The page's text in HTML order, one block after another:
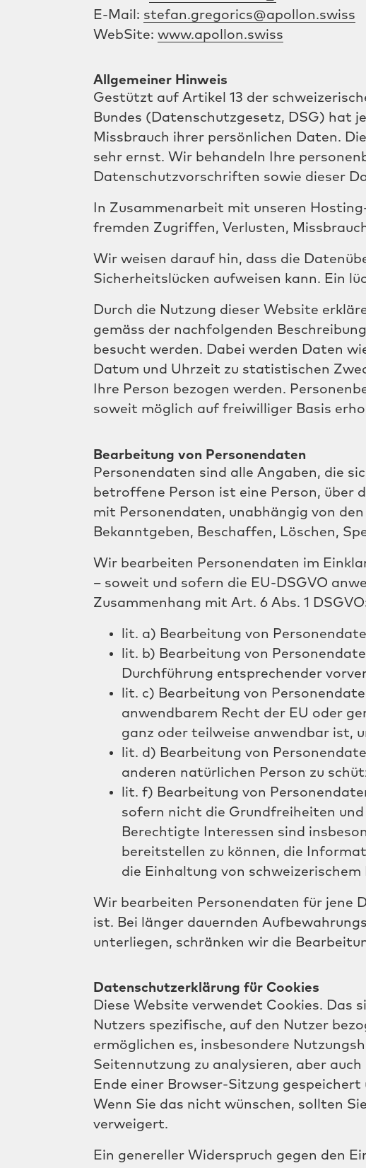
Billing & Ticketing
Über uns
Kontakt
E-Mail: stefan.gregorics@apollon.swiss
WebSite: www.apollon.swiss
Allgemeiner Hinweis
Gestützt auf Artikel 13 der
Bundes (Datenschutzgesetz, DSG) hat
Missbrauch ihrer persönlichen Daten.
sehr ernst. Wir behandeln Ihre
Datenschutzvorschriften sowie dieser
In Zusammenarbeit mit unseren
fremden Zugriffen, Verlusten,
Wir weisen darauf hin, dass die
Sicherheitslücken aufweisen kann. Ein
Durch die Nutzung dieser Website
gemäss der nachfolgenden
besucht werden. Dabei werden Daten
Datum und Uhrzeit zu statistischen
Ihre Person bezogen werden.
soweit möglich auf freiwilliger Basis
Bearbeitung von Personendaten
Personendaten sind alle Angaben, die
betroffene Person ist eine Person, über
mit Personendaten, unabhängig von
Bekanntgeben, Beschaffen, Löschen,
Wir bearbeiten Personendaten im
– soweit und sofern die EU-DSGVO
Zusammenhang mit Art. 6 Abs. 1
lit. a) Bearbeitung von
lit. b) Bearbeitung von
Durchführung entsprechender
lit. c) Bearbeitung von
anwendbarem Recht der EU oder
ganz oder teilweise anwendbar ist,
lit. d) Bearbeitung von
anderen natürlichen Person zu
lit. f) Bearbeitung von
sofern nicht die Grundfreiheiten
Berechtigte Interessen sind
bereitstellen zu können, die
die Einhaltung von schweizerischem
Wir bearbeiten Personendaten für jene
ist. Bei länger dauernden
unterliegen, schränken wir die
Datenschutzerklärung für Cookies
Diese Website verwendet Cookies. Das
Nutzers spezifische, auf den Nutzer
ermöglichen es, insbesondere
Seitennutzung zu analysieren, aber
Ende einer Browser-Sitzung
Wenn Sie das nicht wünschen, sollten
verweigert.
Ein genereller Widerspruch gegen den